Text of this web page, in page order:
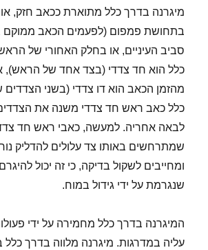
מיגרנה בדרך כלל מתוארת ככאב חזק,
בתחושת פמפום (לפעמים הכאב ממוקם
סביב העיניים, או בחלק האחורי של
כלל הוא חד צדדי (בצד אחד של הראש),
מהזמן הכאב הוא דו צדדי (בשני
כלל כאב ראש חד צדדי משנה את
לבאה אחריה. למעשה, כאבי ראש חד
שמתרחשים באותו צד עלולים להדליק
ומחייבים לשקול בדיקה, כי זה יכול
שנגרמת על ידי גידול במוח.
המיגרנה בדרך כלל מחמירה על ידי פעולות
עליה במדרגות. מיגרנה מלווה בדרך כלל